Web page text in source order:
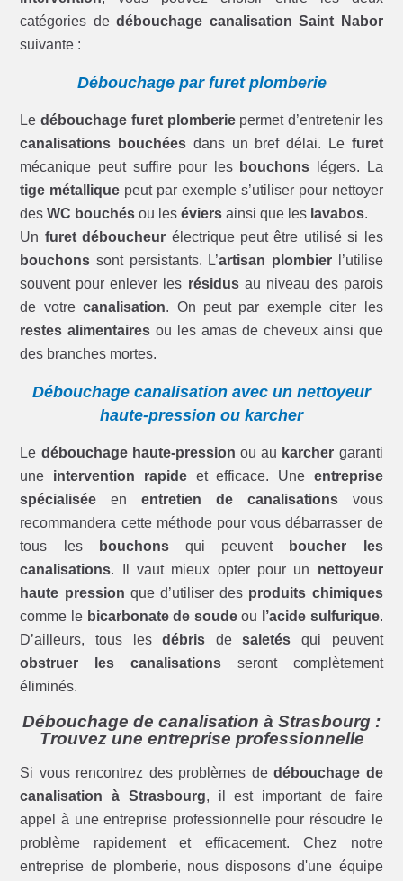
catégories dedébouchage canalisation Saint Nabor
suivante :
Débouchage par furet plomberie
Ledébouchage furet plomberiepermet d’entretenir les
canalisations bouchées dans un bref délai. Le furet
mécanique peut suffire pour les bouchons légers. La
tige métallique peut par exemple s’utiliser pour nettoyer
desWC bouchés ou leséviers ainsi que les lavabos.
Un furet déboucheur électrique peut être utilisé si les
bouchons sont persistants. L’artisan plombierl’utilise
souvent pour enlever les résidusau niveau des parois
de votrecanalisation. On peut par exemple citer les
restes alimentaires ou les amas de cheveux ainsi que
des branches mortes.
Débouchage canalisation avec un nettoyeur
haute-pression ou karcher
Le débouchage haute-pression ou au karcher garanti
une intervention rapideet efficace. Une entreprise
spécialisée enentretien de canalisationsvous
recommandera cette méthode pour vous débarrasser de
tous les
bouchonsqui peuvent
boucher les
canalisations. Il vaut mieux opter pour un nettoyeur
haute pression que d’utiliser des produits chimiques
comme le bicarbonate de soudeou l’acide sulfurique.
D’ailleurs, tous lesdébris desaletés qui peuvent
obstruer les canalisations seront complètement
éliminés.
Débouchage de canalisation à Strasbourg :
Trouvez une entreprise professionnelle
Si vous rencontrez des problèmes dedébouchage de
canalisation à Strasbourg, il est important de faire
appel à une entreprise professionnelle pour résoudre le
problème rapidement et efficacement. Chez notre
entreprise de plomberie, nous disposons d'une équipe